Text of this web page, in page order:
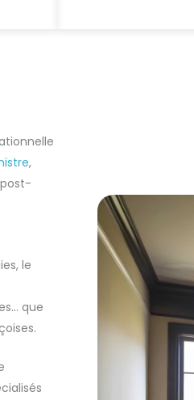
,
le
que